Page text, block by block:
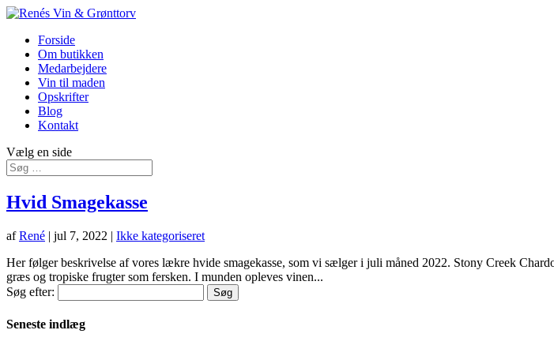
Forside
Om butikken
Medarbejdere
Vin til maden
Opskrifter
Blog
Kontakt
Vælg en side
Hvid Smagekasse
afRené | jul 7, 2022 | Ikke kategoriseret
Her følger beskrivelse af vores lækre hvide smagekasse, som vi sælger i juli måned 2022. Stony Creek
græs og tropiske frugter som fersken. I munden opleves vinen...
Søg efter:
Seneste indlæg